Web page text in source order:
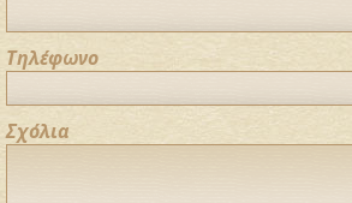
Τηλέφωνο
Σχόλια